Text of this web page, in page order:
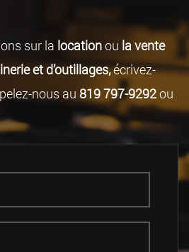
sur la locationou la vente
et d’outillages,écrivez-
nous au 819 797-9292ou